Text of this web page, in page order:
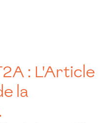
: L'Article
la